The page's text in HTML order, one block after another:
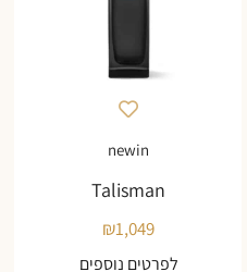
newin
Talisman
₪1,049
לפרטים נוספים